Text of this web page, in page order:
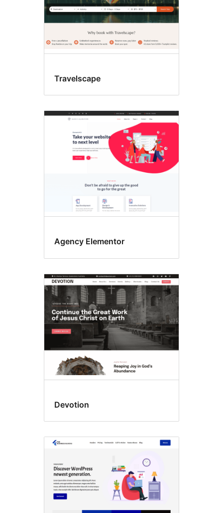
Travelscape
Agency Elementor
Devotion